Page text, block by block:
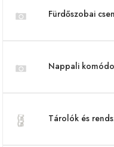
Fürdőszobai
Nappali
Tárolók és